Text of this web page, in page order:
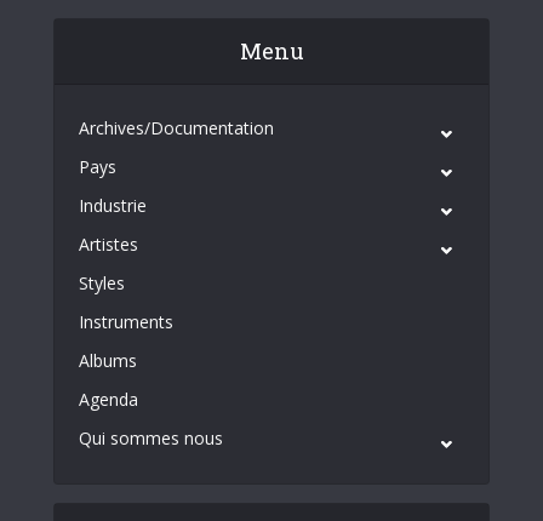
Menu
Archives/Documentation
Pays
Industrie
Artistes
Styles
Instruments
Albums
Agenda
Qui sommes nous